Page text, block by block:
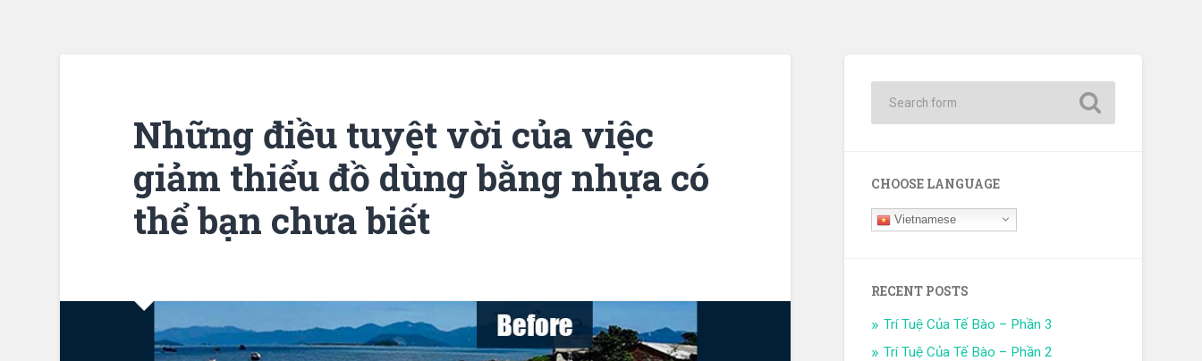
Những điều tuyệt vời của việc
giảm thiểu đồ dùng bằng nhựa có
thể bạn chưa biết
CHOOSE LANGUAGE
Vietnamese
RECENT POSTS
Trí Tuệ Của Tế Bào – Phần 3
Trí Tuệ Của Tế Bào – Phần 2